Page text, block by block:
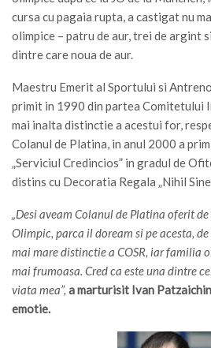
cursa cu pagaia rupta, a castigat nu
olimpice – patru de aur, trei de argint
dintre care noua de aur.
Maestru Emerit al Sportului si
primit in 1990 din partea Comitetului
mai inalta distinctie a acestui for,
Colanul de Platina, in anul 2000 a
„Serviciul Credincios” in gradul de
distins cu Decoratia Regala „Nihil Sine
„Desi aveam Colanul de Platina oferit
Olimpic, parca il doream si pe acesta, de
mai mare distinctie a COSR, iar familia
mai frumoasa. Cred ca este una dintre
viata mea”, a marturisit Ivan
emotie.